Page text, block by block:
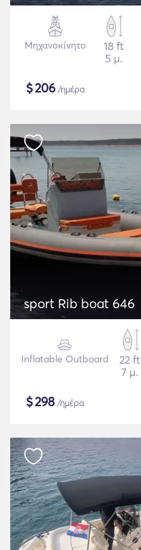
Μηχανοκίνητο
18 ft
5 μ.
$206/ημέρα
sport Rib boat 646
Inflatable Outboard
22 ft
7 μ.
$298/ημέρα